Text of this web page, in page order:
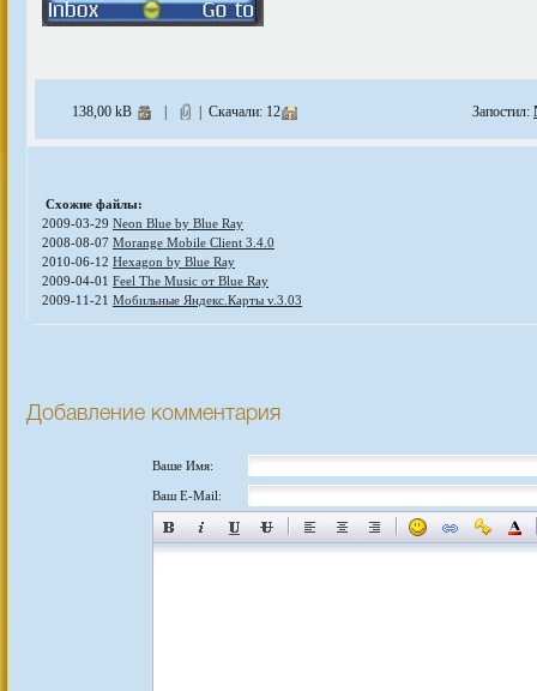
138,00 kB | | Скачали: 12 Запостил:
Схожие файлы:
2009-03-29 Neon Blue by Blue Ray
2008-08-07 Morange Mobile Client 3.4.0
2010-06-12 Hexagon by Blue Ray
2009-04-01 Feel The Music от Blue Ray
2009-11-21 Мобильные Яндекс.Карты v.3.03
Добавление комментария
Ваше Имя:
Ваш E-Mail: